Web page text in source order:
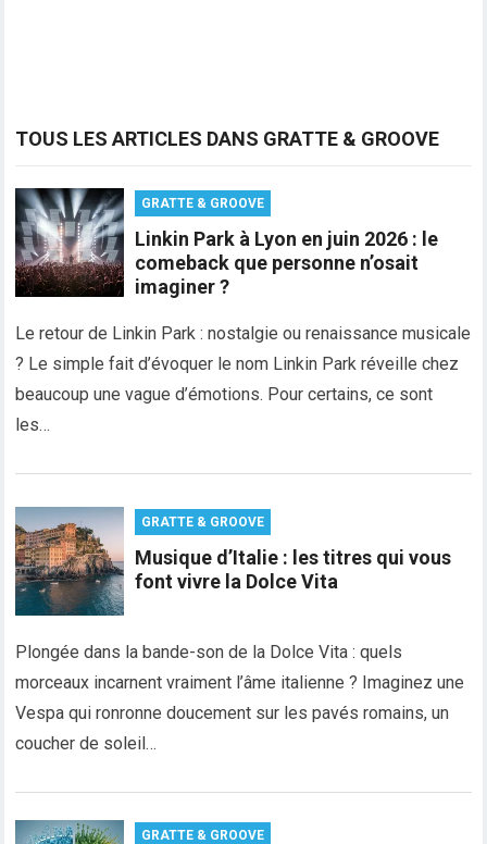
TOUS LES ARTICLES DANS GRATTE & GROOVE
GRATTE & GROOVE
Linkin Park à Lyon en juin 2026 : le
comeback que personne n’osait
imaginer ?
Le retour de Linkin Park : nostalgie ou renaissance musicale
? Le simple fait d’évoquer le nom Linkin Park réveille chez
beaucoup une vague d’émotions. Pour certains, ce sont
les…
GRATTE & GROOVE
Musique d’Italie : les titres qui vous
font vivre la Dolce Vita
Plongée dans la bande-son de la Dolce Vita : quels
morceaux incarnent vraiment l’âme italienne ? Imaginez une
Vespa qui ronronne doucement sur les pavés romains, un
coucher de soleil…
GRATTE & GROOVE